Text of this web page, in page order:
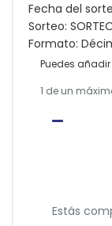
Fecha del
Sorteo:
Formato:
Puedes
1 de un
Estás